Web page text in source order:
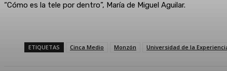
“Cómo es la tele por dentro”, María de Miguel Aguilar.
ETIQUETAS Cinca Medio Monzón Universidad de la